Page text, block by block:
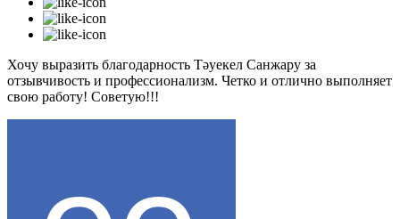
Хочу выразить благодарность Тәуекел Санжару за
отзывчивость и профессионализм. Четко и отлично выполняет
свою работу! Советую!!!